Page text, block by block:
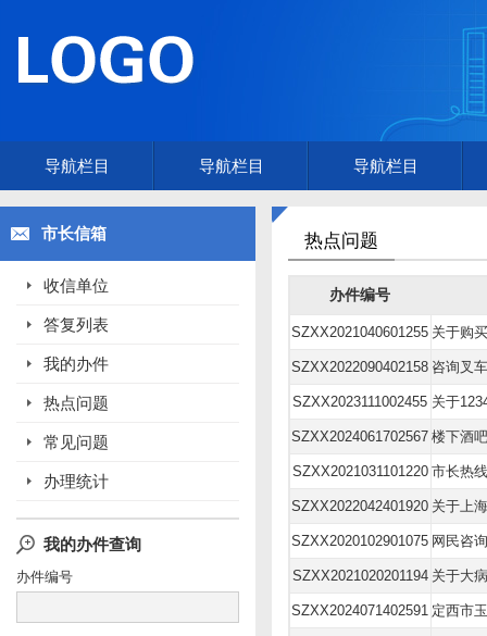
导航栏目 导航栏目 导航栏目
市长信箱
收信单位
答复列表
我的办件
热点问题
常见问题
办理统计
我的办件查询
办件编号
热点问题
办件编号
SZXX2021040601255
SZXX2022090402158 咨询叉
SZXX2023111002455 关于
SZXX2024061702567
SZXX2021031101220 市长热
SZXX2022042401920
SZXX2020102901075
SZXX2021020201194 关于大
SZXX2024071402591